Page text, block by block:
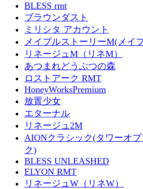
BLESS rmt
ブラウンダスト
ミリシタ アカウント
メイプルストーリーM(メイ
リネージュM（リネM）
あつまれどうぶつの森
ロストアーク RMT
HoneyWorksPremium
放置少女
エターナル
リネージュ2M
AIONクラシック(タワーオ
ク)
BLESS UNLEASHED
ELYON RMT
リネージュW（リネW）